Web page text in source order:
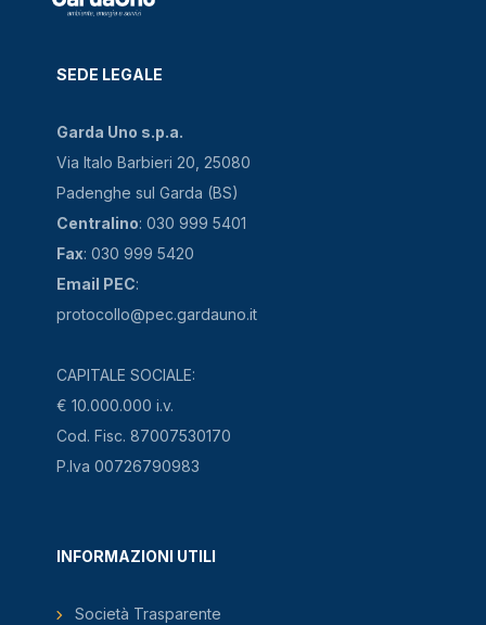
SEDE LEGALE
Garda Uno s.p.a.
Via Italo Barbieri 20, 25080
Padenghe sul Garda (BS)
Centralino: 030 999 5401
Fax: 030 999 5420
Email PEC:
protocollo@pec.gardauno.it
CAPITALE SOCIALE:
€ 10.000.000 i.v.
Cod. Fisc. 87007530170
P.Iva 00726790983
INFORMAZIONI UTILI
Società Trasparente